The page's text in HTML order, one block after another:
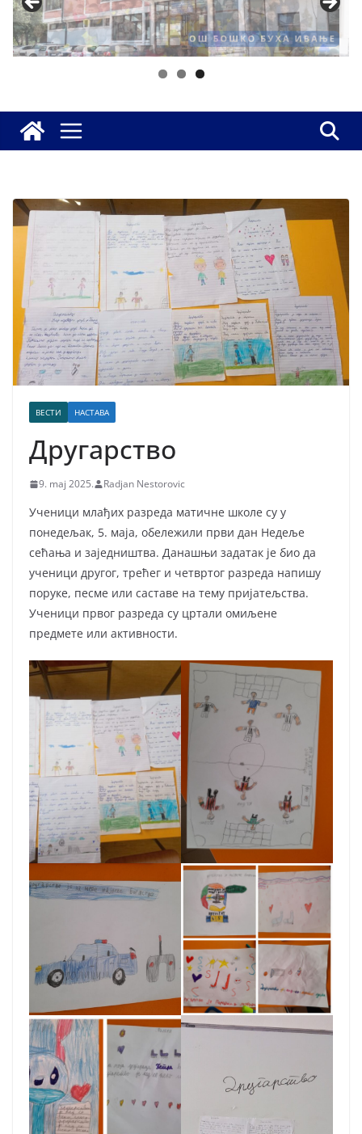
ВЕСТИ НАСТАВА
Другарство
9. maj 2025. Radjan Nestorovic
Ученици млађих разреда матичне школе су у
понедељак, 5. маја, обележили први дан Недеље
сећања и заједништва. Данашњи задатак је био да
ученици другог, трећег и четвртог разреда напишу
поруке, песме или саставе на тему пријатељства.
Ученици првог разреда су цртали омиљене
предмете или активности.